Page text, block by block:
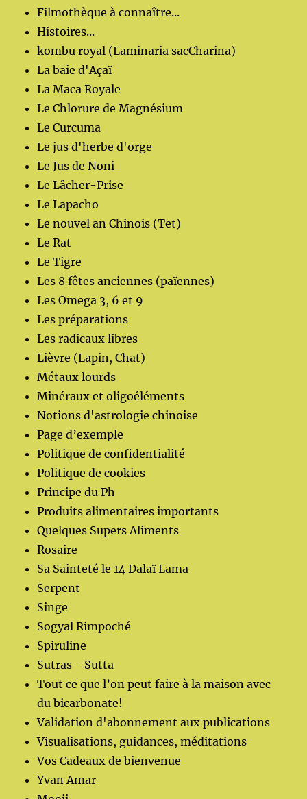
Filmothèque à connaître...
Histoires...
kombu royal (Laminaria sacCharina)
La baie d'Açaï
La Maca Royale
Le Chlorure de Magnésium
Le Curcuma
Le jus d'herbe d'orge
Le Jus de Noni
Le Lâcher-Prise
Le Lapacho
Le nouvel an Chinois (Tet)
Le Rat
Le Tigre
Les 8 fêtes anciennes (païennes)
Les Omega 3, 6 et 9
Les préparations
Les radicaux libres
Lièvre (Lapin, Chat)
Métaux lourds
Minéraux et oligoéléments
Notions d'astrologie chinoise
Page d’exemple
Politique de confidentialité
Politique de cookies
Principe du Ph
Produits alimentaires importants
Quelques Supers Aliments
Rosaire
Sa Sainteté le 14 Dalaï Lama
Serpent
Singe
Sogyal Rimpoché
Spiruline
Sutras - Sutta
Tout ce que l’on peut faire à la maison avec
du bicarbonate!
Validation d'abonnement aux publications
Visualisations, guidances, méditations
Vos Cadeaux de bienvenue
Yvan Amar